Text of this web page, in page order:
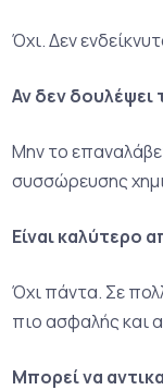
Όχι. Δεν
Αν δεν
Μην το
συσσώρευσης
Είναι καλύτερο
Όχι πάντα. Σε
πιο ασφαλής και
Μπορεί να